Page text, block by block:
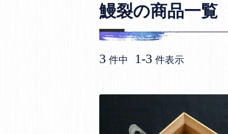
鰻裂の商品一覧
3 件中 1-3 件表示